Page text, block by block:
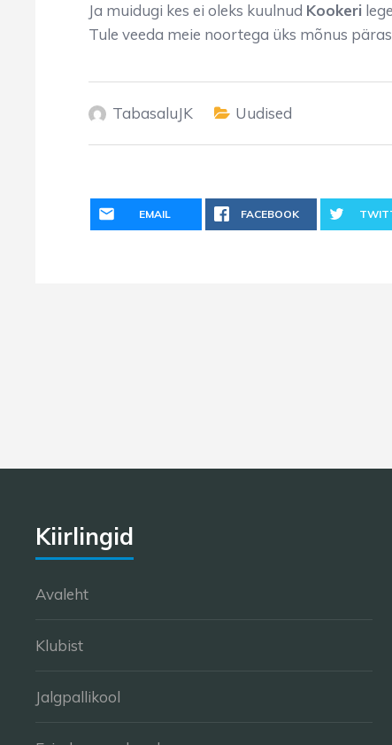
Ja muidugi kes ei oleks kuulnud Kookeri
Tule veeda meie noortega üks mõnus
TabasaluJK Uudised
EMAIL FACEBOOK
Kiirlingid
Avaleht
Klubist
Jalgpallikool